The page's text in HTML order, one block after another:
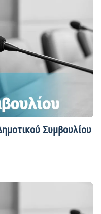
Συμβουλίου